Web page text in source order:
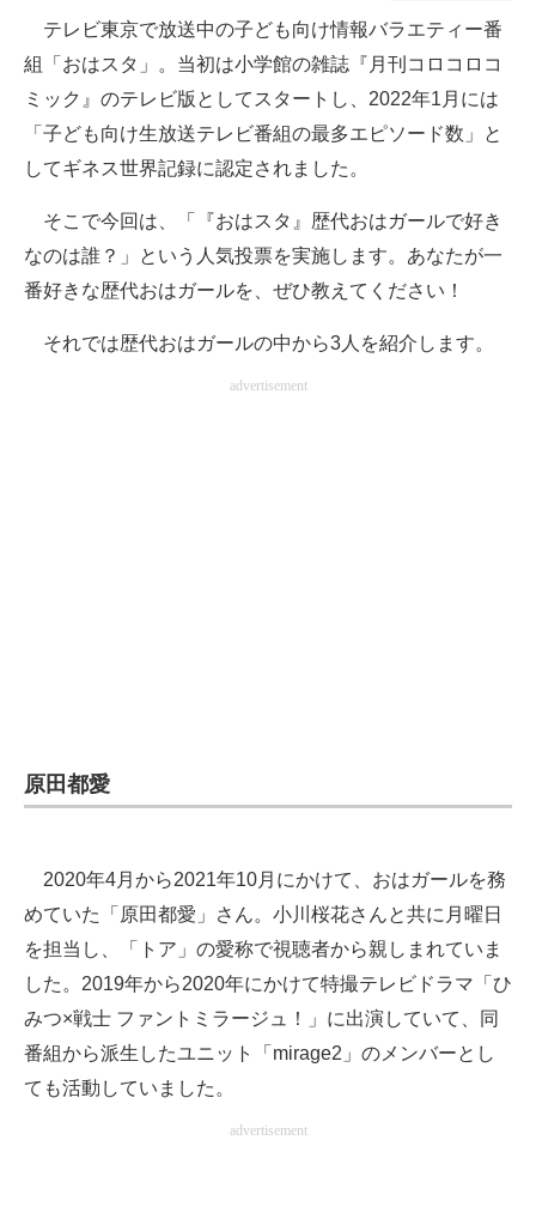
ITの今と未来を見通す
スマホと通信の最新トレンド
進化するPCとデバイスの未来
ビジネスと働き方のヒント
エレクトロニクス専門サイト
エネルギーの専門メディア
建設×テクノロジーの最前線
ちょっと気になるネットの話題
テレビ東京で放送中の子ども向け情報バラエティー番
組「おはスタ」。当初は小学館の雑誌『月刊コロコロコ
ミック』のテレビ版としてスタートし、2022年1月には
「子ども向け生放送テレビ番組の最多エピソード数」と
してギネス世界記録に認定されました。
そこで今回は、「『おはスタ』歴代おはガールで好き
なのは誰？」という人気投票を実施します。あなたが一
番好きな歴代おはガールを、ぜひ教えてください！
それでは歴代おはガールの中から3人を紹介します。
advertisement
原田都愛
2020年4月から2021年10月にかけて、おはガールを務
めていた「原田都愛」さん。小川桜花さんと共に月曜日
を担当し、「トア」の愛称で視聴者から親しまれていま
した。2019年から2020年にかけて特撮テレビドラマ「ひ
みつ×戦士 ファントミラージュ！」に出演していて、同
番組から派生したユニット「mirage2」のメンバーとし
ても活動していました。
advertisement